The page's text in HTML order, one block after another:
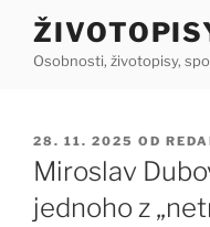
Přejít
obsahuOsobnosti, životopisy,
PUBLIKOVÁNO
28. 11. 2025 OD
Miroslav
jednoho z